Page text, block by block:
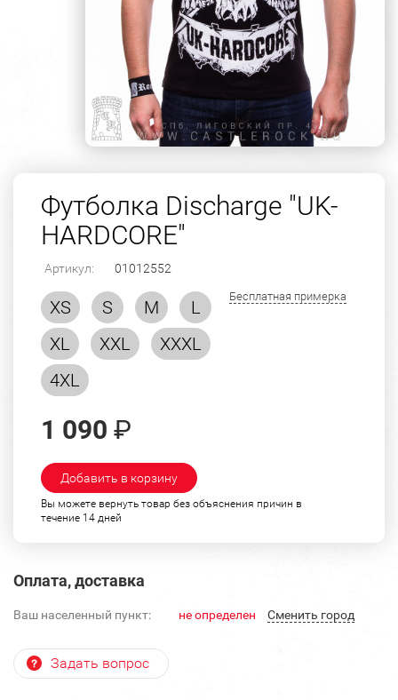
Футболка Discharge "UK-
HARDCORE"
Артикул: 01012552
XS S M
L
XL
XXL
XXXL
4XL
Бесплатная примерка
1 090 ₽
Добавить в корзину
Вы можете вернуть товар без объяснения причин в
течение 14 дней
Оплата, доставка
Ваш населенный пункт: не определен Cменить город
Задать вопрос